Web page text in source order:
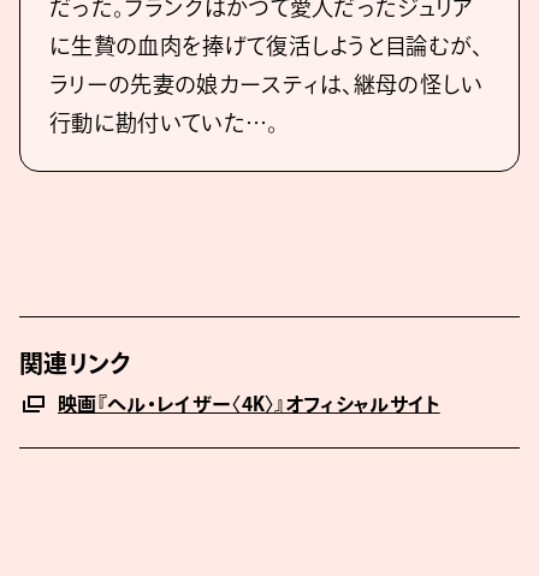
だった。フランクはかつて愛人だったジュリア
に生贄の血肉を捧げて復活しようと目論むが、
ラリーの先妻の娘カースティは、継母の怪しい
行動に勘付いていた…。
関連リンク
映画『ヘル・レイザー〈4K〉』オフィシャルサイト